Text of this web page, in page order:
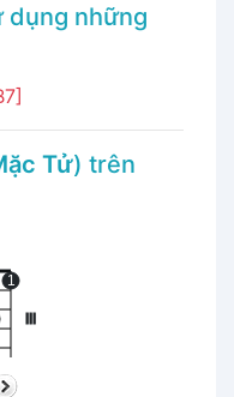
dụng những
Tử) trên
1